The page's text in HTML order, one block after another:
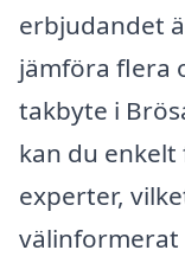
erbjudandet
jämföra flera
takbyte i
kan du
experter,
välinformerat